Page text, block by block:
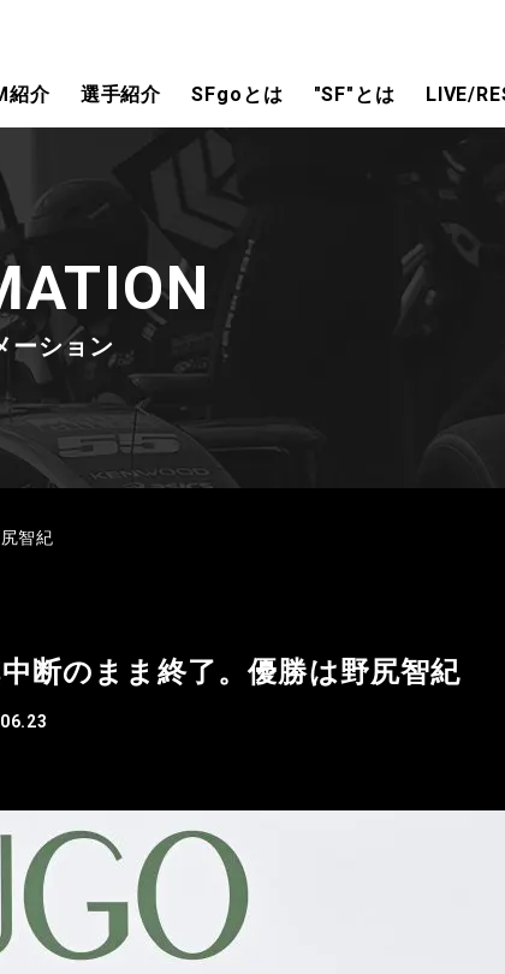
紹介 選手紹介 SFgoとは "SF"とは LIVE/
ーション
智紀
断のまま終了。優勝は野尻智紀